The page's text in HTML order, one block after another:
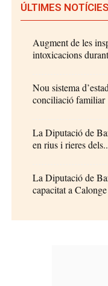
ÚLTIMES
Augment de les
intoxicacions
Nou sistema
conciliació familiar
La Diputació de
en rius i rieres
La Diputació de
capacitat a